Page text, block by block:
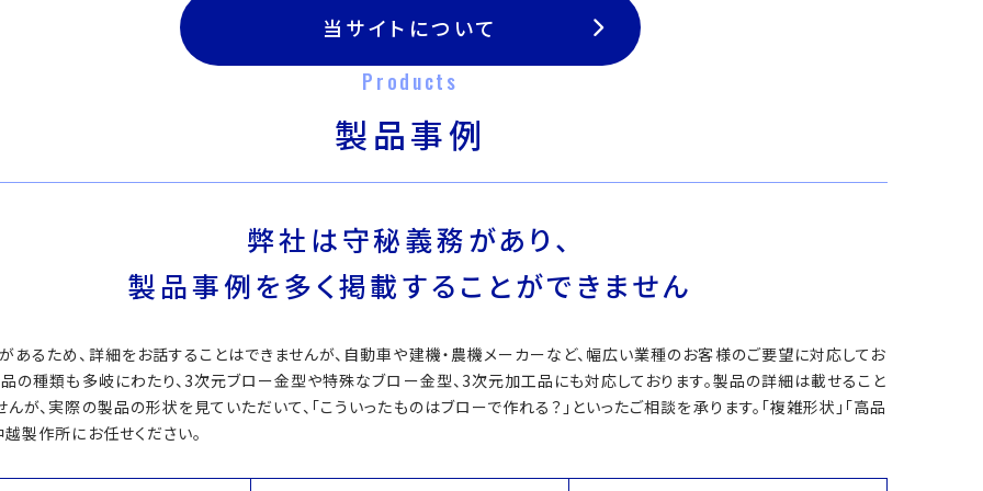
当サイトについて
Products
製品事例
弊社は守秘義務があり、
製品事例を多く掲載することができません
あるため、詳細をお話することはできませんが、自動車や建機・農機メーカーなど、幅広い業種のお客様のご要望に対応してお
品の種類も多岐にわたり、3次元ブロー金型や特殊なブロー金型、3次元加工品にも対応しております。製品の詳細は載せること
んが、実際の製品の形状を見ていただいて、「こういったものはブローで作れる？」といったご相談を承ります。「複雑形状」「高品
越製作所にお任せください。